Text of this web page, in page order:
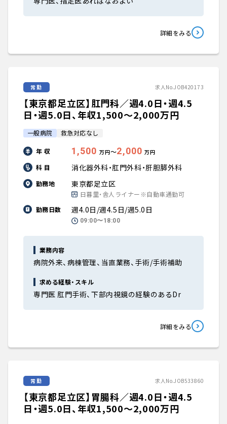
詳細をみる
常勤 求人No.JOB420173
【東京都足立区】肛門科／週4.0日・週4.5
日・週5.0日、年収1,500〜2,000万円
一般病院 救急対応なし
年 収 1,500 万円〜2,000 万円
科 目 消化器外科・肛門外科・肝胆膵外科
勤務地 東京都足立区
日暮里・舎人ライナー※自動車通勤可
勤務日数
週4.0日/週4.5日/週5.0日
09:00〜18:00
業務内容
病院外来、病棟管理、当直業務、手術/手術補助
求める経験・スキル
専門医 肛門手術、下部内視鏡の経験のあるDr
詳細をみる
常勤 求人No.JOB533860
【東京都足立区】胃腸科／週4.0日・週4.5
日・週5.0日、年収1,500〜2,000万円